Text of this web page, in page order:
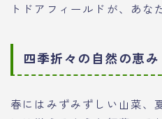
トドアフィールドが、あな
四季折々の自然の恵み
春にはみずみずしい山菜、